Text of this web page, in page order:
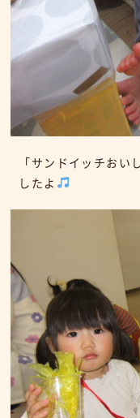
「サンドイッチおい
したよ